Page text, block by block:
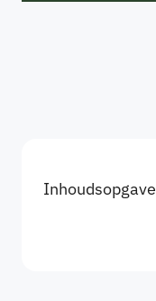
Inhoudsopgave